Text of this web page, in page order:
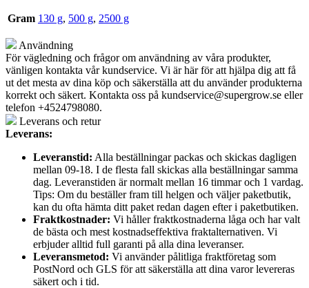
Gram 130 g, 500 g, 2500 g
Användning
För vägledning och frågor om användning av våra produkter,
vänligen kontakta vår kundservice. Vi är här för att hjälpa dig att få
ut det mesta av dina köp och säkerställa att du använder produkterna
korrekt och säkert. Kontakta oss på kundservice@supergrow.se eller
telefon +4524798080.
Leverans och retur
Leverans:
Leveranstid: Alla beställningar packas och skickas dagligen
mellan 09-18. I de flesta fall skickas alla beställningar samma
dag. Leveranstiden är normalt mellan 16 timmar och 1 vardag.
Tips: Om du beställer fram till helgen och väljer paketbutik,
kan du ofta hämta ditt paket redan dagen efter i paketbutiken.
Fraktkostnader: Vi håller fraktkostnaderna låga och har valt
de bästa och mest kostnadseffektiva fraktalternativen. Vi
erbjuder alltid full garanti på alla dina leveranser.
Leveransmetod: Vi använder pålitliga fraktföretag som
PostNord och GLS för att säkerställa att dina varor levereras
säkert och i tid.